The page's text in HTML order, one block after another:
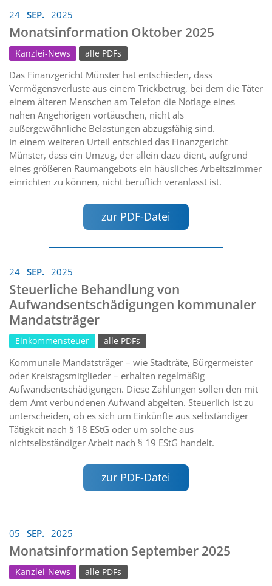
24 SEP. 2025
Monatsinformation Oktober 2025
Kanzlei-News alle PDFs
Das Finanzgericht Münster hat entschieden, dass
Vermögensverluste aus einem Trickbetrug, bei dem die Täter
einem älteren Menschen am Telefon die Notlage eines
nahen Angehörigen vortäuschen, nicht als
außergewöhnliche Belastungen abzugsfähig sind.
In einem weiteren Urteil entschied das Finanzgericht
Münster, dass ein Umzug, der allein dazu dient, aufgrund
eines größeren Raumangebots ein häusliches Arbeitszimmer
einrichten zu können, nicht beruflich veranlasst ist.
zur PDF-Datei
24 SEP. 2025
Steuerliche Behandlung von
Aufwandsentschädigungen kommunaler
Mandatsträger
Einkommensteuer alle PDFs
Kommunale Mandatsträger – wie Stadträte, Bürgermeister
oder Kreistagsmitglieder – erhalten regelmäßig
Aufwandsentschädigungen. Diese Zahlungen sollen den mit
dem Amt verbundenen Aufwand abgelten. Steuerlich ist zu
unterscheiden, ob es sich um Einkünfte aus selbständiger
Tätigkeit nach § 18 EStG oder um solche aus
nichtselbständiger Arbeit nach § 19 EStG handelt.
zur PDF-Datei
05 SEP. 2025
Monatsinformation September 2025
Kanzlei-News alle PDFs